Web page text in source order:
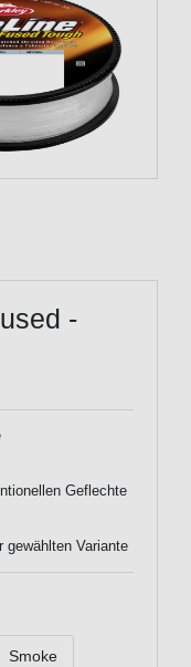
-
Geflechte
gewählten Variante
Smoke